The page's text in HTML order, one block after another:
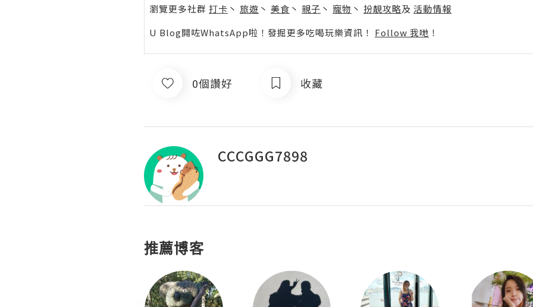
瀏覽更多社群 打卡 丶 旅遊 丶 美食 丶 親子 丶 寵物 丶 扮靚攻略及 活動情報
U Blog開咗WhatsApp啦！發掘更多吃喝玩樂資訊！ Follow 我哋 ！
0個讚好 收藏
CCCGGG7898
推薦博客